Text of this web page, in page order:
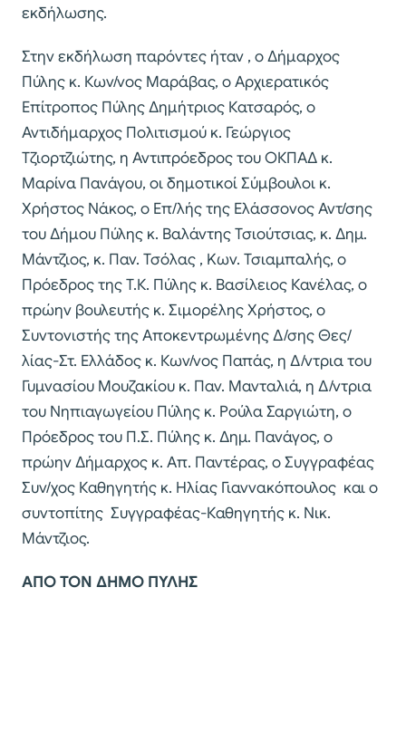
εκδήλωσης.
Στην εκδήλωση παρόντες ήταν , ο Δήμαρχος
Πύλης κ. Κων/νος Μαράβας, ο Αρχιερατικός
Επίτροπος Πύλης Δημήτριος Κατσαρός, ο
Αντιδήμαρχος Πολιτισμού κ. Γεώργιος
Τζιορτζιώτης, η Αντιπρόεδρος του ΟΚΠΑΔ κ.
Μαρίνα Πανάγου, οι δημοτικοί Σύμβουλοι κ.
Χρήστος Νάκος, ο Επ/λής της Ελάσσονος Αντ/σης
του Δήμου Πύλης κ. Βαλάντης Τσιούτσιας, κ. Δημ.
Μάντζιος, κ. Παν. Τσόλας , Kων. Τσιαμπαλής, ο
Πρόεδρος της Τ.Κ. Πύλης κ. Βασίλειος Κανέλας, ο
πρώην βουλευτής κ. Σιμορέλης Χρήστος, ο
Συντονιστής της Αποκεντρωμένης Δ/σης Θες/
λίας-Στ. Ελλάδος κ. Κων/νος Παπάς, η Δ/ντρια του
Γυμνασίου Μουζακίου κ. Παν. Μανταλιά, η Δ/ντρια
του Νηπιαγωγείου Πύλης κ. Ρούλα Σαργιώτη, ο
Πρόεδρος του Π.Σ. Πύλης κ. Δημ. Πανάγος, ο
πρώην Δήμαρχος κ. Απ. Παντέρας, ο Συγγραφέας
Συν/χος Καθηγητής κ. Ηλίας Γιαννακόπουλος και ο
συντοπίτης Συγγραφέας-Καθηγητής κ. Νικ.
Μάντζιος.
ΑΠΟ ΤΟΝ ΔΗΜΟ ΠΥΛΗΣ